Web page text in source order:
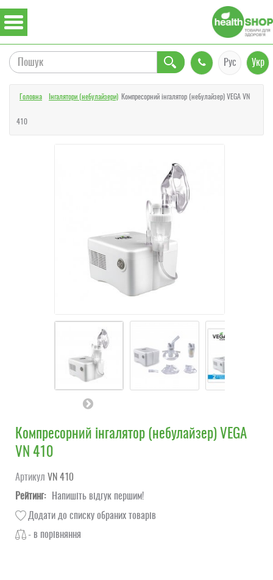
Рус Укр
Головна Інгалятори (небулайзери) Компресорний інгалятор (небулайзер) VEGA VN
410
Компресорний інгалятор (небулайзер) VEGA
VN 410
Артикул VN 410
Рейтинг:
Напишіть відгук першим!
Додати до списку обраних товарів
- в порівняння